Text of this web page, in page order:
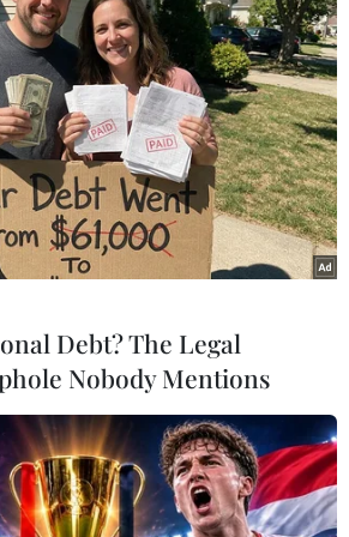
bay đặc biệt ngày 8/3 với
đoàn là phái đẹp
truyền tải những thông điệp yêu
thế giới, Hãng hàng không Quốc
chuyến bay đặc biệt nhân dịp
8/3 với tổ bay là phái đẹp.
Debt? The Legal
Nobody Mentions